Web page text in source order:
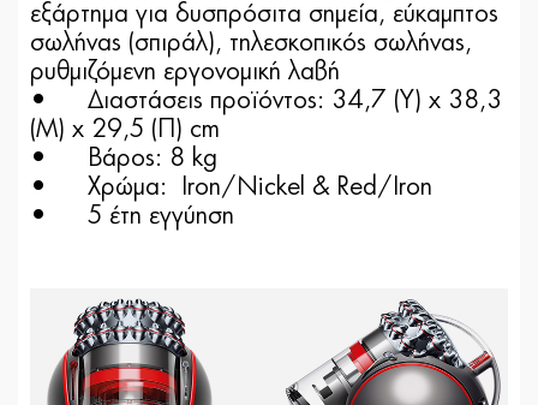
εξάρτημα για δυσπρόσιτα σημεία, εύκαμπτος
σωλήνας (σπιράλ), τηλεσκοπικός σωλήνας,
ρυθμιζόμενη εργονομική λαβή
•
Διαστάσεις προϊόντος: 34,7 (Y) x 38,3
(Μ) x 29,5 (Π) cm
•
Βάρος: 8 kg
•
Χρώμα: Iron/Nickel & Red/Iron
•
5 έτη εγγύηση